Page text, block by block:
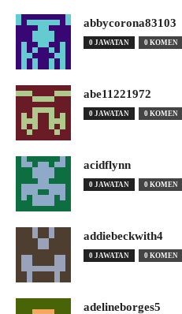
abbycorona83103
0 JAWATAN 0 KOMEN
abe11221972
0 JAWATAN 0 KOMEN
acidflynn
0 JAWATAN 0 KOMEN
addiebeckwith4
0 JAWATAN 0 KOMEN
adelineborges5